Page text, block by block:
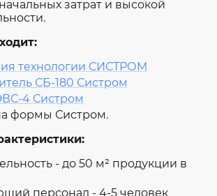
затрат и высокой
технологии СИСТРОМ
СБ-180 Систром
4 Систром
формы Систром.
- до 50 м² продукции в
персонал - 4-5 человек